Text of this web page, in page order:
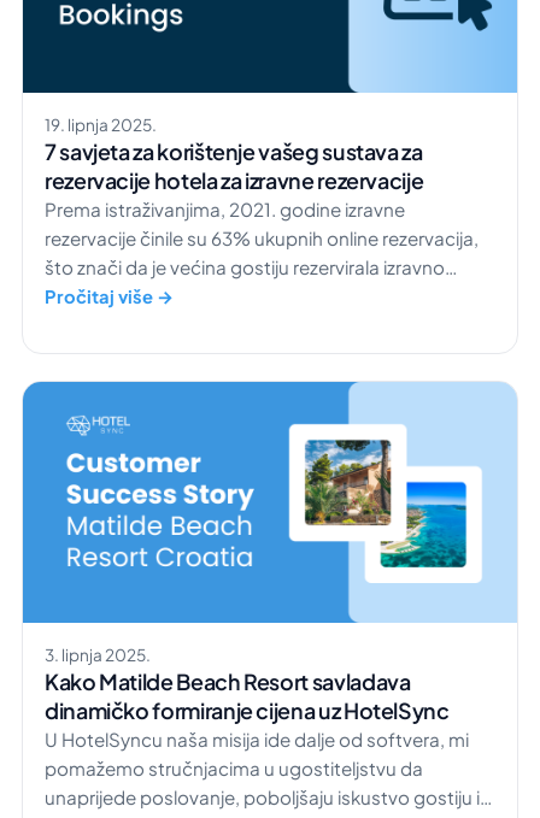
19. lipnja 2025.
7 savjeta za korištenje vašeg sustava za
rezervacije hotela za izravne rezervacije
Prema istraživanjima, 2021. godine izravne
rezervacije činile su 63% ukupnih online rezervacija,
što znači da je većina gostiju rezervirala izravno
preko web stranice hotela, a ne putem OTA
hotela nadmašile su rezervacije putem OTA agencija.
Veći broj izravnih rezervacija znači i veću zaradu za
vaš hotel. Umjesto plaćanja visokih provizija online
turističkim agencijama (OTA), vi […]
Pročitaj više →
3. lipnja 2025.
Kako Matilde Beach Resort savladava
dinamičko formiranje cijena uz HotelSync
U HotelSyncu naša misija ide dalje od softvera, mi
pomažemo stručnjacima u ugostiteljstvu da
unaprijede poslovanje, poboljšaju iskustvo gostiju i